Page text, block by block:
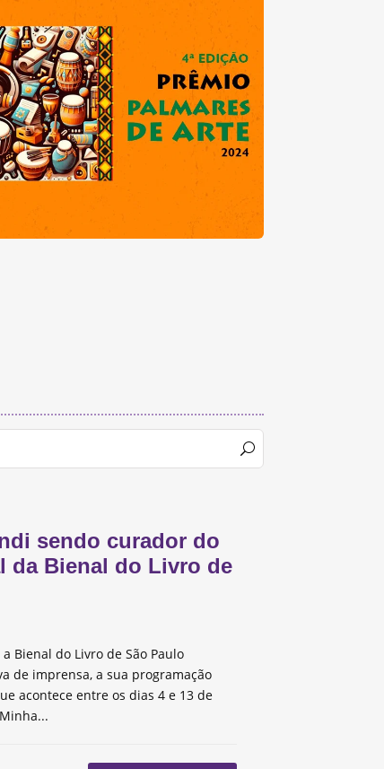
sendo curador do
da Bienal do Livro de
Bienal do Livro de São Paulo
de imprensa, a sua programação
acontece entre os dias 4 e 13 de